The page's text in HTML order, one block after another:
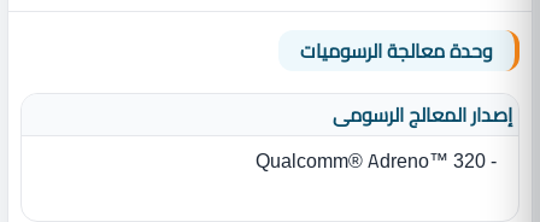
وحدة معالجة الرسوميات
إصدار المعالج الرسومى
- Qualcomm® Adreno™ 320